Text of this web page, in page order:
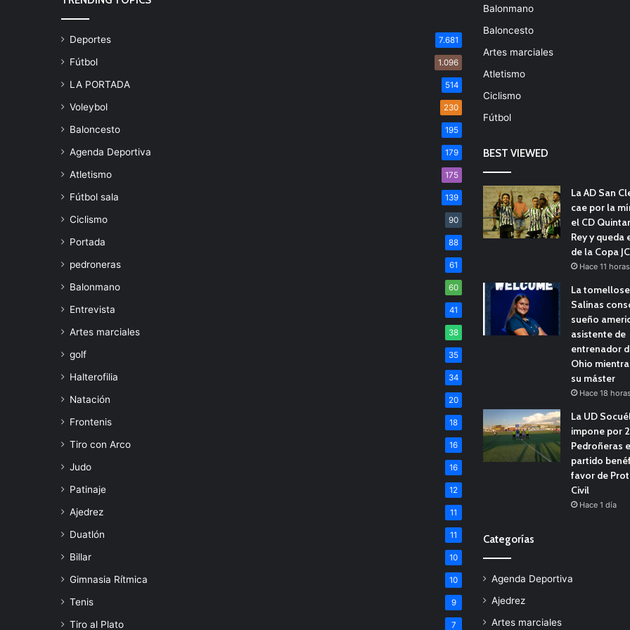
Deportes 7.681
Fútbol 1.096
LA PORTADA 514
Voleybol 230
Baloncesto 195
Agenda Deportiva 179
Atletismo 175
Fútbol sala 139
Ciclismo 90
Portada 88
pedroneras 61
Balonmano 60
Entrevista 41
Artes marciales 38
golf 35
Halterofilia 34
Natación 20
Frontenis 18
Tiro con Arco 16
Judo 16
Patinaje 12
Ajedrez 11
Duatlón 11
Billar 10
Gimnasia Rítmica 10
Tenis 9
Tiro al Plato 7
Balonmano
Baloncesto
Artes marciales
Atletismo
Ciclismo
Fútbol
BEST VIEWED
La AD San
cae por la
el CD
Rey y queda
de la Copa
Hace 11 horas
La
Salinas
sueño
asistente de
entrenador
Ohio
su máster
Hace 18 horas
La UD
impone por
Pedroñeras
partido
favor de
Civil
Hace 1 día
Categorías
Agenda Deportiva
Ajedrez
Artes marciales